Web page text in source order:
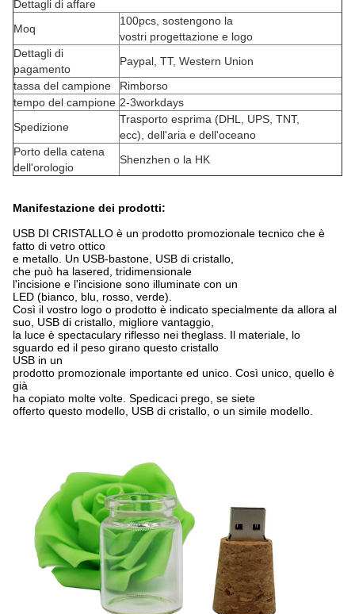
Dettagli di affare
Moq
100pcs, sostengono la
vostri progettazione e logo
Dettagli di
pagamento
Paypal, TT, Western Union
tassa del campione
Rimborso
tempo del campione 2-3workdays
Spedizione
Trasporto esprima (DHL, UPS, TNT,
ecc), dell'aria e dell'oceano
Porto della catena
dell'orologio
Shenzhen o la HK
Manifestazione dei prodotti:
USB DI CRISTALLO è un prodotto promozionale tecnico che è
fatto di vetro ottico
e metallo. Un USB-bastone, USB di cristallo,
che può ha lasered, tridimensionale
l'incisione e l'incisione sono illuminate con un
LED (bianco, blu, rosso, verde).
Così il vostro logo o prodotto è indicato specialmente da allora al
suo, USB di cristallo, migliore vantaggio,
la luce è spectaculary riflesso nei theglass. Il materiale, lo
sguardo ed il peso girano questo cristallo
USB in un
prodotto promozionale importante ed unico. Così unico, quello è
già
ha copiato molte volte. Spedicaci prego, se siete
offerto questo modello, USB di cristallo, o un simile modello.